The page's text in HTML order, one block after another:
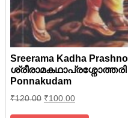
Sreerama Kadha
ശ്രീരാമകഥാപ്രശ്നോത്തരി
Ponnakudam
₹120.00 ₹100.00